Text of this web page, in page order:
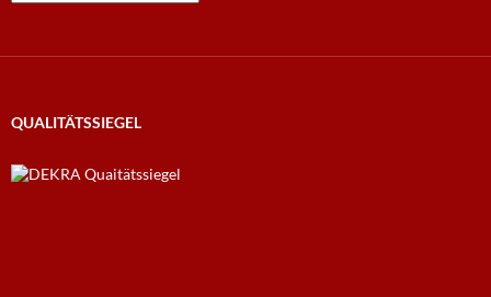
QUALITÄTSSIEGEL